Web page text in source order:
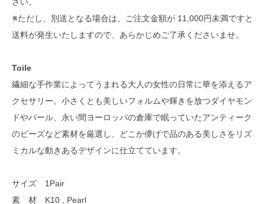
※ただし、別送となる場合は、ご注文金額が 11,000円未満ですと
送料が発生いたしますので、あらかじめご了承くださいませ。
Toile
繊細な手作業によってうまれる大人の女性の日常に華を添えるア
クセサリー。小さくとも美しいフォルムや輝きを放つダイヤモン
ドやパール、永い間ヨーロッパの倉庫で眠っていたアンティーク
のビーズなど素材を厳選し、どこか儚げで品のある美しさをリズ
ミカルな動きあるデザインに仕立てています。
サイズ 1Pair
素 材 K10 , Pearl